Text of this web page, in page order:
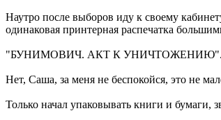
Наутро после выборов иду к своему
одинаковая принтерная распечатка
"БУНИМОВИЧ. АКТ К УНИЧТОЖЕНИЮ".
Нет, Саша, за меня не беспокойся, это не
Только начал упаковывать книги и